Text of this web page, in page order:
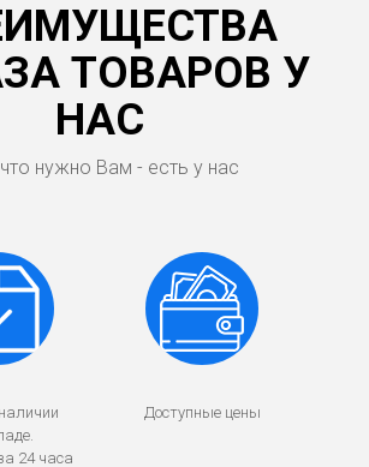
ТОВАРОВ У
НАС
нужно Вам - есть у нас
24 часа
Доступные цены